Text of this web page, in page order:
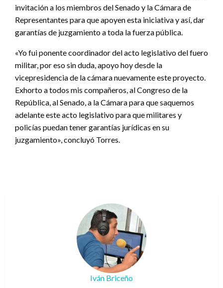
invitación a los miembros del Senado y la Cámara de
Representantes para que apoyen esta iniciativa y así, dar
garantías de juzgamiento a toda la fuerza pública.
«Yo fui ponente coordinador del acto legislativo del fuero
militar, por eso sin duda, apoyo hoy desde la
vicepresidencia de la cámara nuevamente este proyecto.
Exhorto a todos mis compañeros, al Congreso de la
República, al Senado, a la Cámara para que saquemos
adelante este acto legislativo para que militares y
policías puedan tener garantías jurídicas en su
juzgamiento», concluyó Torres.
Iván Briceño